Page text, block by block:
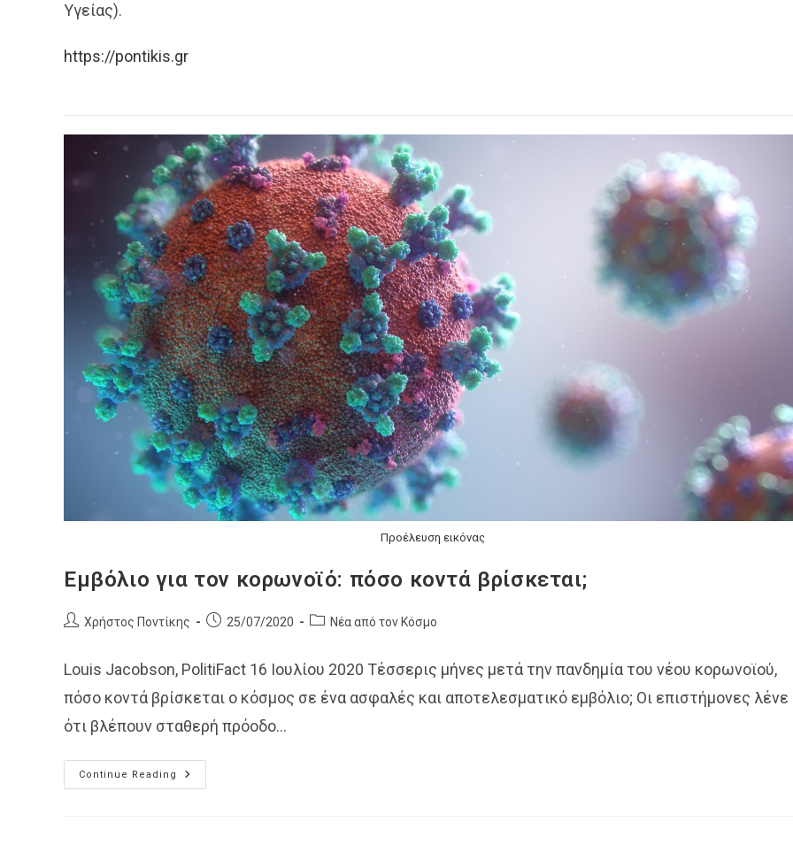
Υγείας).
https://pontikis.gr
Προέλευση εικόνας
Εμβόλιο για τον κορωνοϊό: πόσο κοντά βρίσκεται;
PostΧρήστος Ποντίκης
Post25/07/2020
PostΝέα από τον Κόσμο
Louis Jacobson, PolitiFact 16 Ιουλίου 2020 Τέσσερις μήνες μετά την πανδημία του νέου κορωνοϊού,
πόσο κοντά βρίσκεται ο κόσμος σε ένα ασφαλές και αποτελεσματικό εμβόλιο; Οι επιστήμονες λένε
ότι βλέπουν σταθερή πρόοδο…
Continue Reading
Εμβόλιο
Για